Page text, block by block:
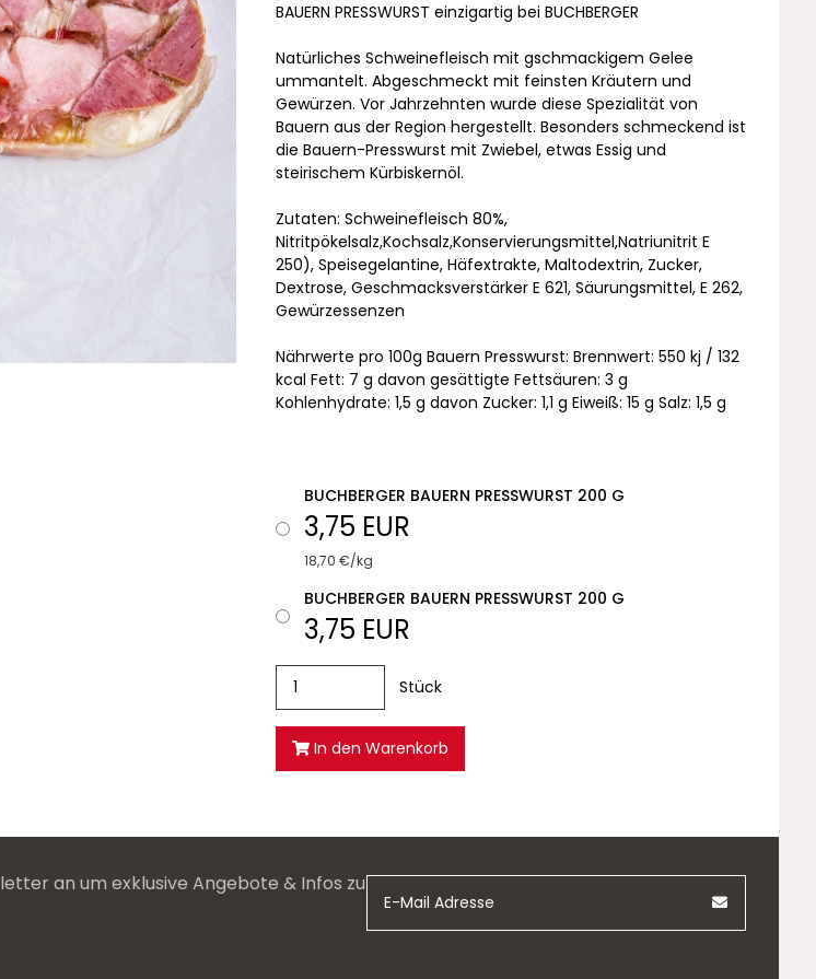
BAUERN PRESSWURST einzigartig bei BUCHBERGER
Natürliches Schweinefleisch mit gschmackigem Gelee
ummantelt. Abgeschmeckt mit feinsten Kräutern und
Gewürzen. Vor Jahrzehnten wurde diese Spezialität von
Bauern aus der Region hergestellt. Besonders schmeckend ist
die Bauern-Presswurst mit Zwiebel, etwas Essig und
steirischem Kürbiskernöl.
Zutaten: Schweinefleisch 80%,
Nitritpökelsalz,Kochsalz,Konservierungsmittel,Natriunitrit E
250), Speisegelantine, Häfextrakte, Maltodextrin, Zucker,
Dextrose, Geschmacksverstärker E 621, Säurungsmittel, E 262,
Gewürzessenzen
Nährwerte pro 100g Bauern Presswurst: Brennwert: 550 kj / 132
kcal Fett: 7 g davon gesättigte Fettsäuren: 3 g
Kohlenhydrate: 1,5 g davon Zucker: 1,1 g Eiweiß: 15 g Salz: 1,5 g
BUCHBERGER BAUERN PRESSWURST 200 G
3,75 EUR
18,70 €/kg
BUCHBERGER BAUERN PRESSWURST 200 G
3,75 EUR
Stück
In den Warenkorb
an um exklusive Angebote & Infos zu